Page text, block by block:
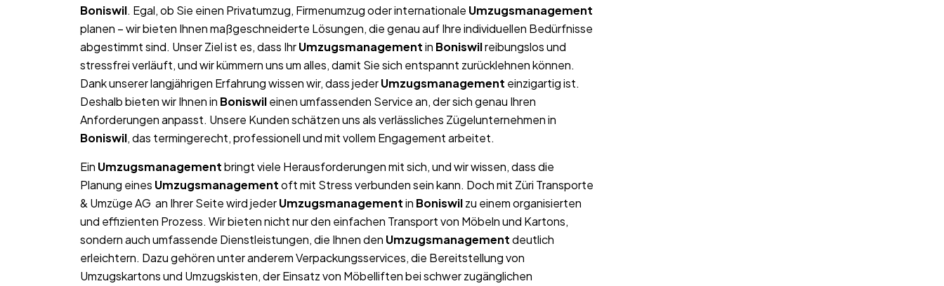
Boniswil. Egal, ob Sie einen Privatumzug, Firmenumzug oder internationale Umzugsmanagement
planen – wir bieten Ihnen maßgeschneiderte Lösungen, die genau auf Ihre individuellen Bedürfnisse
abgestimmt sind. Unser Ziel ist es, dass IhrUmzugsmanagementin Boniswilreibungslos und
stressfrei verläuft, und wir kümmern uns um alles, damit Sie sich entspannt zurücklehnen können.
Dank unserer langjährigen Erfahrung wissen wir, dass jederUmzugsmanagement einzigartig ist.
Deshalb bieten wir Ihnen in Boniswileinen umfassenden Service an, der sich genau Ihren
Anforderungen anpasst. Unsere Kunden schätzen uns als verlässliches Zügelunternehmen in
Boniswil, das termingerecht, professionell und mit vollem Engagement arbeitet.
Ein Umzugsmanagementbringt viele Herausforderungen mit sich, und wir wissen, dass die
Planung eines Umzugsmanagementoft mit Stress verbunden sein kann. Doch mit Züri Transporte
& Umzüge AG an Ihrer Seite wird jederUmzugsmanagementin Boniswilzu einem organisierten
und effizienten Prozess. Wir bieten nicht nur den einfachen Transport von Möbeln und Kartons,
sondern auch umfassende Dienstleistungen, die Ihnen den Umzugsmanagementdeutlich
erleichtern. Dazu gehören unter anderem Verpackungsservices, die Bereitstellung von
Umzugskartons und Umzugskisten, der Einsatz von Möbelliften bei schwer zugänglichen